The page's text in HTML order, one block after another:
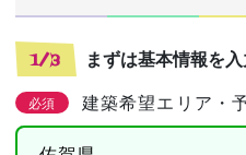
1/3 まずは基本情報を入
必須 建築希望エリア・